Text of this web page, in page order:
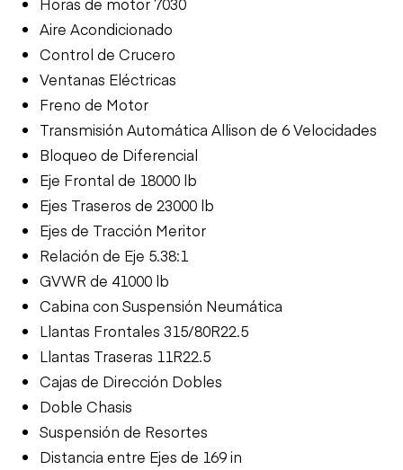
Aire Acondicionado
Control de Crucero
Ventanas Eléctricas
Freno de Motor
Transmisión Automática Allison de 6 Velocidades
Bloqueo de Diferencial
Eje Frontal de 18000 lb
Ejes Traseros de 23000 lb
Ejes de Tracción Meritor
Relación de Eje 5.38:1
GVWR de 41000 lb
Cabina con Suspensión Neumática
Llantas Frontales 315/80R22.5
Llantas Traseras 11R22.5
Cajas de Dirección Dobles
Doble Chasis
Suspensión de Resortes
Distancia entre Ejes de 169 in